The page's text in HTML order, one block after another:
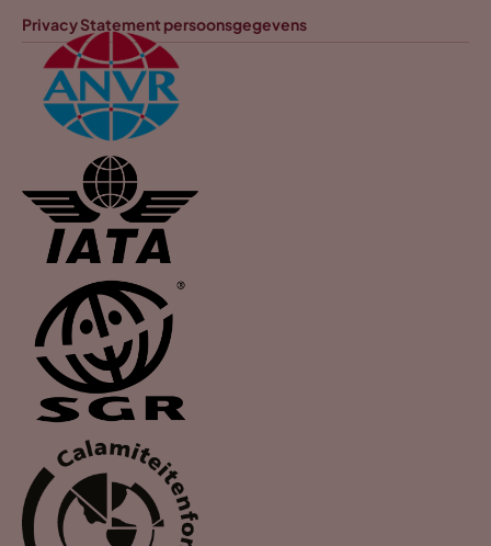
Privacy Statement persoonsgegevens